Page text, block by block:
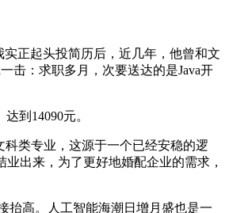
正起头投简历后，近几年，他曾和文
击：求职多月，次要送达的是Java开
到14090元。
类专业，这源于一个已经安稳的逻
出来，为了更好地婚配企业的需求，
抬高。人工智能海潮日增月盛也是一